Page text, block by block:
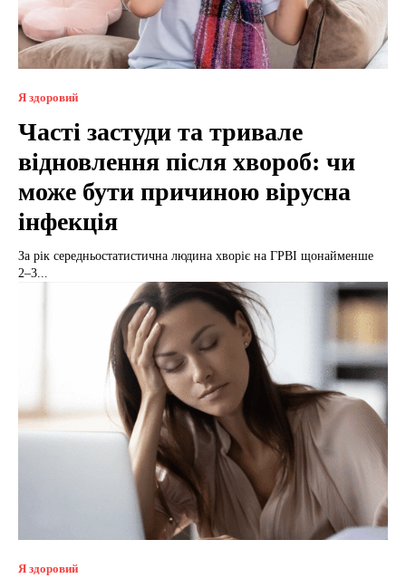
Я здоровий
Часті застуди та тривале
відновлення після хвороб: чи
може бути причиною вірусна
інфекція
За рік середньостатистична людина хворіє на ГРВІ щонайменше
2–3...
Я здоровий